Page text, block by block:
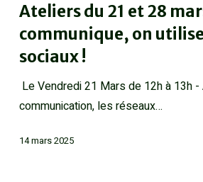
Ateliers du 21 et 28
communique, on
sociaux !
Le Vendredi 21 Mars de 12h à 13h
communication, les réseaux…
14 mars 2025